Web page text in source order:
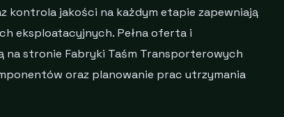
kontrola jakości na każdym etapie zapewniają
eksploatacyjnych. Pełna oferta i
stronie Fabryki Taśm Transporterowych
oraz planowanie prac utrzymania